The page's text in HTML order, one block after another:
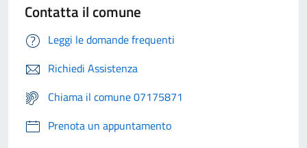
Contatta il comune
Leggi le domande frequenti
Richiedi Assistenza
Chiama il comune 07175871
Prenota un appuntamento